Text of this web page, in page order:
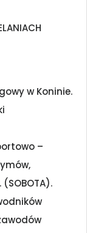
w Koninie.
–